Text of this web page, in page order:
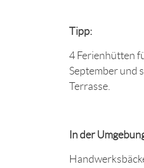
Tipp:
4 Ferienhütten
September und
Terrasse.
In der